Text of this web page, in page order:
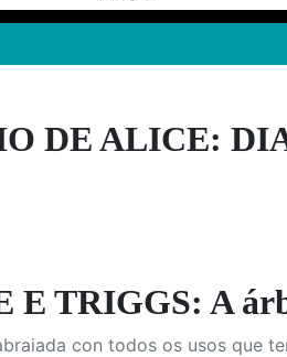
DE ALICE:
E TRIGGS: A
con todos os usos que